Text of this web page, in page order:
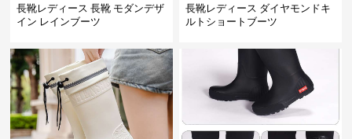
長靴レディース 長靴 モダンデザ
イン レインブーツ
長靴レディース ダイヤモンドキ
ルトショートブーツ